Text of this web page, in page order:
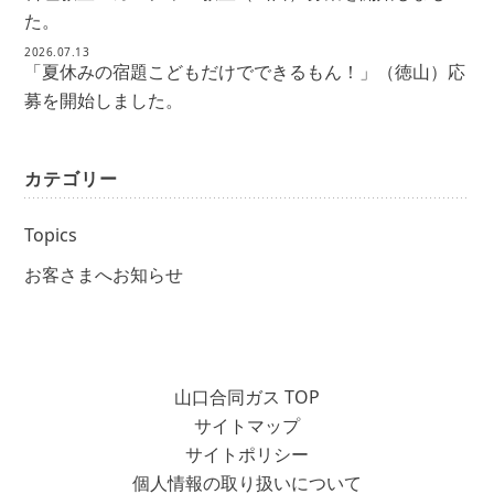
た。
2026.07.13
「夏休みの宿題こどもだけでできるもん！」（徳山）応
募を開始しました。
カテゴリー
Topics
お客さまへお知らせ
山口合同ガス TOP
サイトマップ
サイトポリシー
個人情報の取り扱いについて